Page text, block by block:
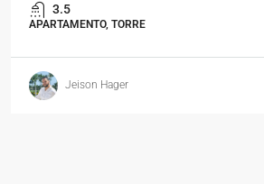
3.5
APARTAMENTO, TORRE
Jeison Hager